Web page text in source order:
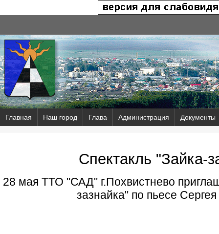
Главная Наш город Глава Администрация Документы
Спектакль "Зайка-
28 мая ТТО "САД" г.Похвистнево
зазнайка" по пьесе